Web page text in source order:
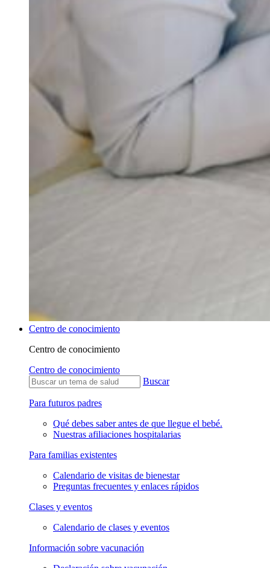
Centro de conocimiento
Centro de conocimiento
Centro de conocimiento
Buscar
Para futuros padres
Qué debes saber antes de que llegue el bebé.
Nuestras afiliaciones hospitalarias
Para familias existentes
Calendario de visitas de bienestar
Preguntas frecuentes y enlaces rápidos
Clases y eventos
Calendario de clases y eventos
Información sobre vacunación